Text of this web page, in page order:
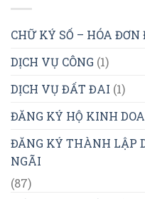
CHỮ KÝ SỐ – HÓA
DỊCH VỤ CÔNG (1)
DỊCH VỤ ĐẤT ĐAI (1)
ĐĂNG KÝ HỘ KINH
ĐĂNG KÝ THÀNH LẬP
NGÃI
(87)